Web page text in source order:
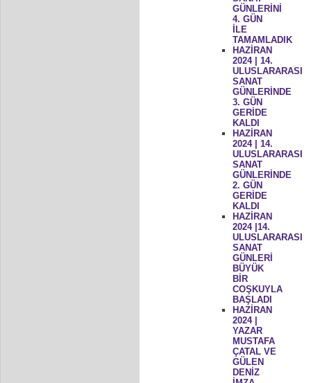
GÜNLERİNİ
4. GÜN
İLE
TAMAMLADIK
HAZİRAN
2024 | 14.
ULUSLARARASI
SANAT
GÜNLERİNDE
3. GÜN
GERİDE
KALDI
HAZİRAN
2024 | 14.
ULUSLARARASI
SANAT
GÜNLERİNDE
2. GÜN
GERİDE
KALDI
HAZİRAN
2024 |14.
ULUSLARARASI
SANAT
GÜNLERİ
BÜYÜK
BİR
COŞKUYLA
BAŞLADI
HAZİRAN
2024 |
YAZAR
MUSTAFA
ÇATAL VE
GÜLEN
DENİZ